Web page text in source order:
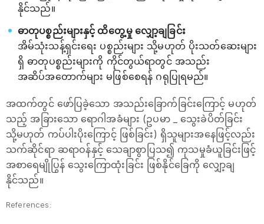
နိုင်သည်။
ဓာတုပစ္စည်းများနှင့် ထိတွေ့မှု လျှော့ချခြင်း
အိမ်သုံးသန့်ရှင်းရေး ပစ္စည်းများ သို့မဟုတ် ပိုးသတ်ဆေးများ
ရှိ ဓာတုပစ္စည်းများကို ကိုင်တွယ်ရာတွင် အသည်း
အဆိပ်အတောက်များ မဖြစ်စေရန် ဂရုပြုရမည်။
အထက်တွင် ဖော်ပြခဲ့သော အသည်းခြောက်ခြင်းကြောင့် မဟုတ်
သည့် အခြားသော ရောဂါအခံများ (ဥပမာ _ သွေးခဲပိတ်ခြင်း
သို့မဟုတ် ကပ်ပါးပိုးကြောင့် ဖြစ်ခြင်း) ရှိသူများအနေဖြင့်လည်း
သက်ဆိုင်ရာ ဆရာဝန်နှင့် သေချာစွာပြသ၍ ကုသမှုခံယူခြင်းဖြင့်
အစာရေမျိုပြွန် သွေးကြောထုံးခြင်း ဖြစ်နိုင်ခြေကို လျှော့ချ
နိုင်သည်။
References: